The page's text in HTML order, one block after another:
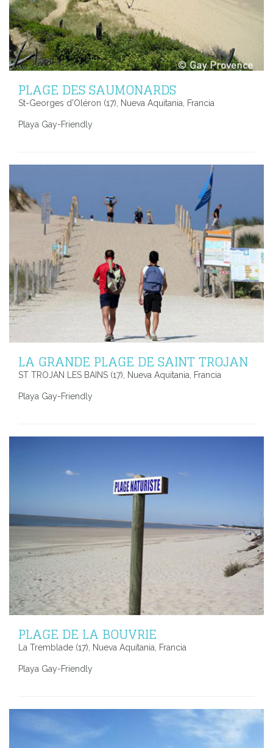
PLAGE DES SAUMONARDS
St-Georges d'Oléron (17), Nueva Aquitania, Francia
Playa Gay-Friendly
LA GRANDE PLAGE DE SAINT TROJAN
ST TROJAN LES BAINS (17), Nueva Aquitania, Francia
Playa Gay-Friendly
PLAGE DE LA BOUVRIE
La Tremblade (17), Nueva Aquitania, Francia
Playa Gay-Friendly